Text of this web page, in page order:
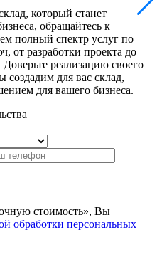
который станет
обращайтесь к
полный спектр услуг по
от разработки проекта до
реализацию своего
для вас склад,
для вашего бизнеса.
стоимость», Вы
обработки персональных